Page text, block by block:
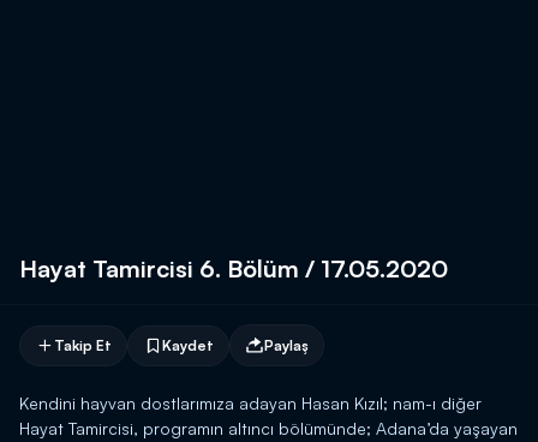
Hayat Tamircisi 6. Bölüm / 17.05.2020
Takip Et Kaydet Paylaş
Kendini hayvan dostlarımıza adayan Hasan Kızıl; nam-ı diğer
Hayat Tamircisi, programın altıncı bölümünde; Adana’da yaşayan